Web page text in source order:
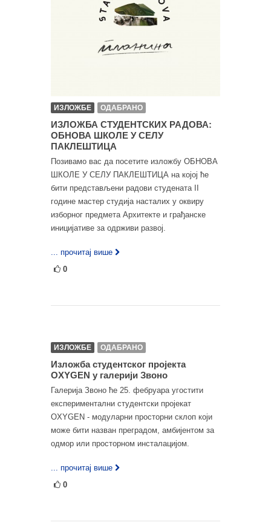
ИЗЛОЖБЕ ОДАБРАНО
ИЗЛОЖБА СТУДЕНТСКИХ РАДОВА:
ОБНОВА ШКОЛЕ У СЕЛУ
ПАКЛЕШТИЦА
Позивамо вас да посетите изложбу ОБНОВА
ШКОЛЕ У СЕЛУ ПАКЛЕШТИЦА на којој ће
бити представљени радови студената II
године мастер студија насталих у оквиру
изборног предмета Архитекте и грађанске
иницијативе за одрживи развој.
... прочитај више
0
ИЗЛОЖБЕ ОДАБРАНО
Изложба студентског пројекта
OXYGEN у галерији Звоно
Галерија Звоно ће 25. фебруара угостити
експериментални студентски пројекат
OXYGEN - модуларни просторни склоп који
може бити назван преградом, амбијентом за
одмор или просторном инсталацијом.
... прочитај више
0